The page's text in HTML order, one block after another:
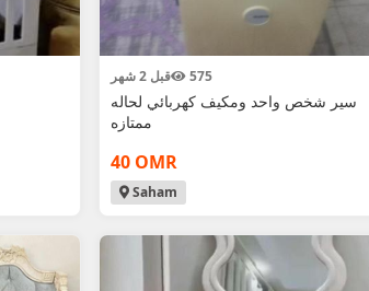
قبل 2 شهر 575
سير شخص واحد ومكيف كهربائي لحاله
ممتازه
40 OMR
Saham